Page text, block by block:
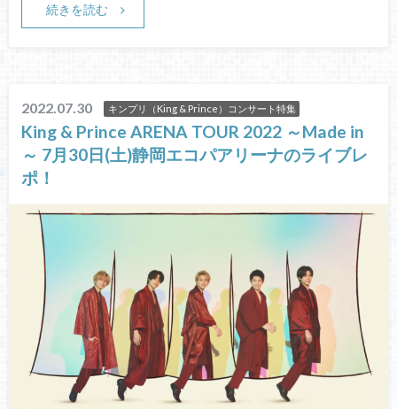
続きを読む
2022.07.30 キンプリ（King & Prince）コンサート特集
King & Prince ARENA TOUR 2022 ～Made in
～ 7月30日(土)静岡エコパアリーナのライブレ
ポ！